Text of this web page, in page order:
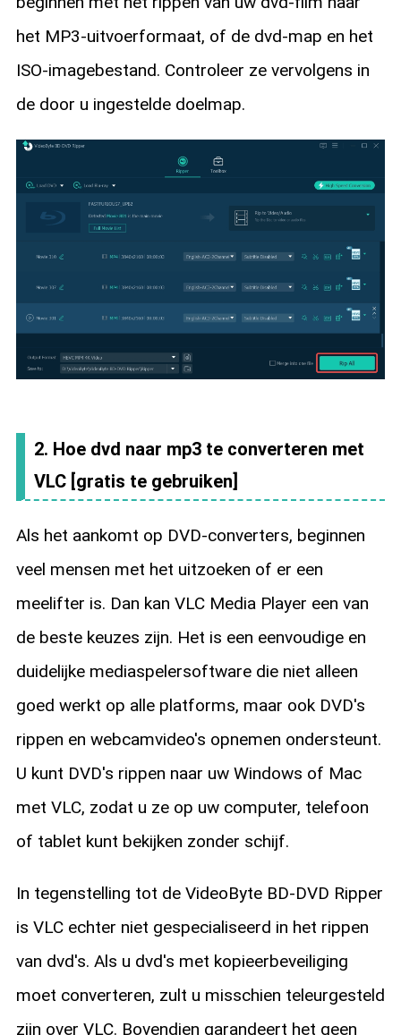
het MP3-uitvoerformaat, of de dvd-map en het
ISO-imagebestand. Controleer ze vervolgens in
de door u ingestelde doelmap.
2. Hoe dvd naar mp3 te converteren met
VLC [gratis te gebruiken]
Als het aankomt op DVD-converters, beginnen
veel mensen met het uitzoeken of er een
meelifter is. Dan kan VLC Media Player een van
de beste keuzes zijn. Het is een eenvoudige en
duidelijke mediaspelersoftware die niet alleen
goed werkt op alle platforms, maar ook DVD's
rippen en webcamvideo's opnemen ondersteunt.
U kunt DVD's rippen naar uw Windows of Mac
met VLC, zodat u ze op uw computer, telefoon
of tablet kunt bekijken zonder schijf.
In tegenstelling tot de VideoByte BD-DVD Ripper
is VLC echter niet gespecialiseerd in het rippen
van dvd's. Als u dvd's met kopieerbeveiliging
moet converteren, zult u misschien teleurgesteld
zijn over VLC. Bovendien garandeert het geen